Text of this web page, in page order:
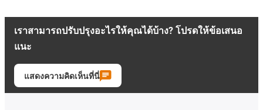
เราสามารถปรับปรุงอะไรให้คุณได้บ้าง? โปรดให้ข้อเสนอ
แนะ
แสดงความคิดเห็นที่นี่